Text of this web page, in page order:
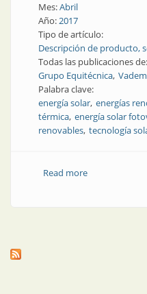
Mes:Abril
Año:2017
Tipo de artículo:
Descripción de producto,
Todas las publicaciones de:
Grupo Equitécnica
Palabra clave:
energía solar energías
térmica energía solar
renovables tecnología
Read moreabout Energía